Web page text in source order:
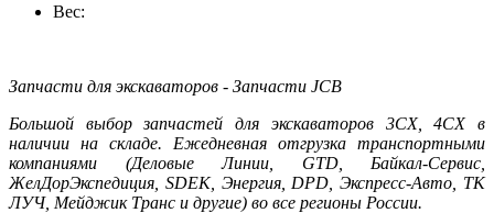
Вес:
Запчасти для экскаваторов - Запчасти JCB
Большой выбор запчастей для экскаваторов 3CX, 4CX в
наличии на складе. Ежедневная отгрузка транспортными
компаниями (Деловые Линии, GTD, Байкал-Сервис,
ЖелДорЭкспедиция, SDEK, Энергия, DPD, Экспресс-Авто, ТК
ЛУЧ, Мейджик Транс и другие) во все регионы России.